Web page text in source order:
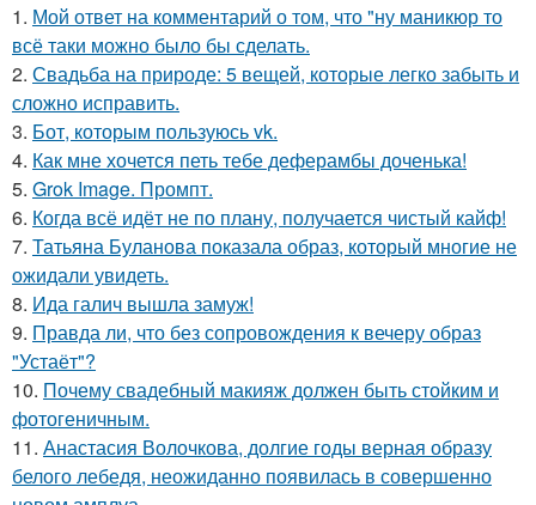
1. Мой ответ на комментарий о том, что "ну маникюр то
всё таки можно было бы сделать.
2. Свадьба на природе: 5 вещей, которые легко забыть и
сложно исправить.
3. Бот, которым пользуюсь vk.
4. Как мне хочется петь тебе деферамбы доченька!
5. Grok Image. Промпт.
6. Когда всё идёт не по плану, получается чистый кайф!
7. Татьяна Буланова показала образ, который многие не
ожидали увидеть.
8. Ида галич вышла замуж!
9. Правда ли, что без сопровождения к вечеру образ
"Устаёт"?
10. Почему свадебный макияж должен быть стойким и
фотогеничным.
11. Анастасия Волочкова, долгие годы верная образу
белого лебедя, неожиданно появилась в совершенно